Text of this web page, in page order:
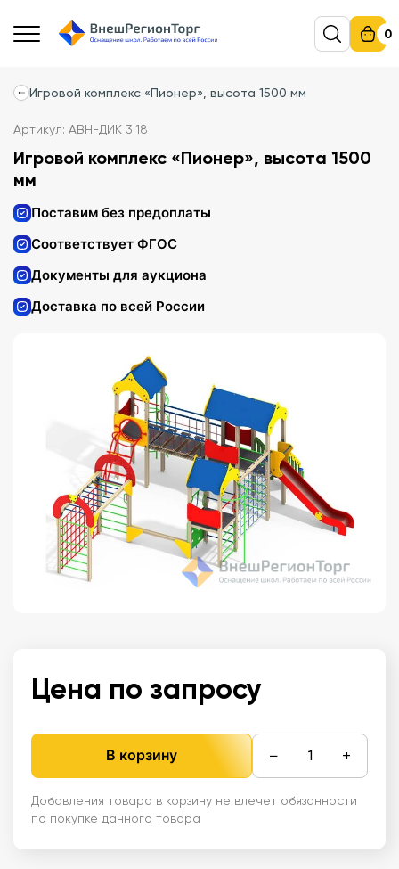
0
Игровой комплекс «Пионер», высота 1500 мм
Артикул: АВН-ДИК 3.18
Игровой комплекс «Пионер», высота 1500
мм
Поставим без предоплаты
Соответствует ФГОС
Документы для аукциона
Доставка по всей России
Цена по запросу
В корзину − +
Добавления товара в корзину не влечет обязанности
по покупке данного товара